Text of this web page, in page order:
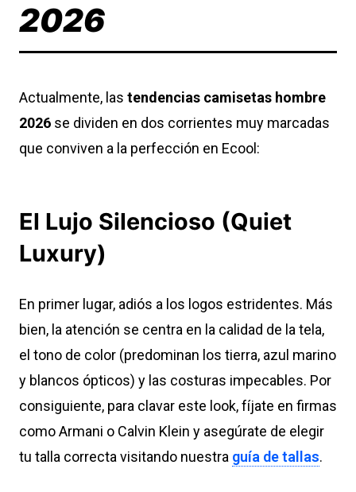
2026
Actualmente, las tendencias camisetas hombre
2026 se dividen en dos corrientes muy marcadas
que conviven a la perfección en Ecool:
El Lujo Silencioso (Quiet
Luxury)
En primer lugar, adiós a los logos estridentes. Más
bien, la atención se centra en la calidad de la tela,
el tono de color (predominan los tierra, azul marino
y blancos ópticos) y las costuras impecables. Por
consiguiente, para clavar este look, fíjate en firmas
como Armani o Calvin Klein y asegúrate de elegir
tu talla correcta visitando nuestra guía de tallas.